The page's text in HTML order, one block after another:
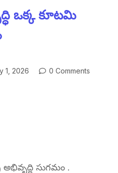
ఒక్క కూటమి
1, 2026 0 Comments
సుగమం .